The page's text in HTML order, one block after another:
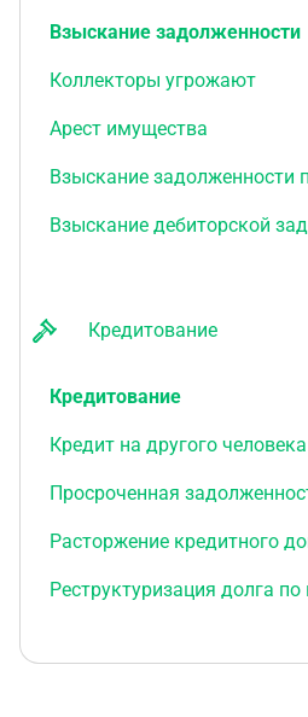
Взыскание задолженности
Коллекторы угрожают
Арест имущества
Взыскание задолженности
Взыскание дебиторской
Кредитование
Кредитование
Кредит на другого человека
Просроченная
Расторжение кредитного
Реструктуризация долга по